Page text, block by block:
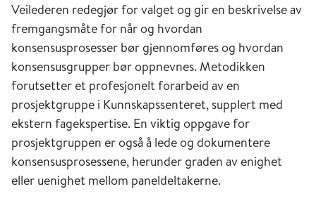
Veilederen redegjør for valget og gir en beskrivelse av
fremgangsmåte for når og hvordan
konsensusprosesser bør gjennomføres og hvordan
konsensusgrupper bør oppnevnes. Metodikken
forutsetter et profesjonelt forarbeid av en
prosjektgruppe i Kunnskapssenteret, supplert med
ekstern fag­ekspertise. En viktig oppgave for
prosjektgruppen er også å lede og dokumentere
konsensusprosessene, herunder graden av enighet
eller uenighet mellom panel­deltakerne.